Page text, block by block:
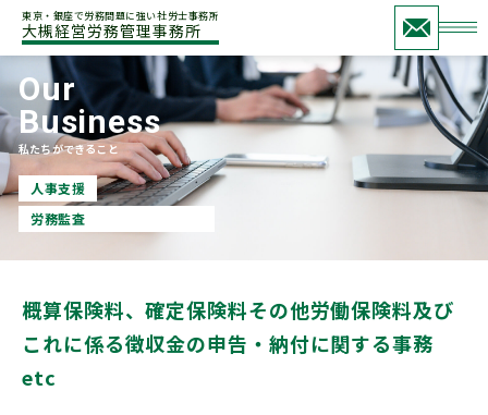
東京・銀座で労務問題に強い社労士事務所
大槻経営労務管理事務所
Our
Business
私たちができること
人事支援
労務監査
概算保険料、確定保険料その他労働保険料及び
これに係る徴収金の申告・納付に関する事務
etc